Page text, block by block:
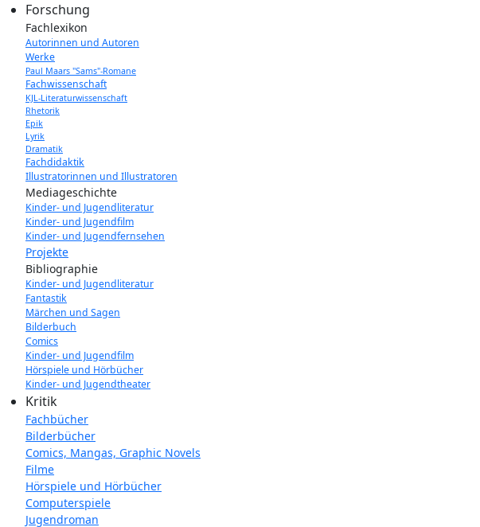
Forschung
Fachlexikon
Autorinnen und Autoren
Werke
Paul Maars "Sams"-Romane
Fachwissenschaft
KJL-Literaturwissenschaft
Rhetorik
Epik
Lyrik
Dramatik
Fachdidaktik
Illustratorinnen und Illustratoren
Mediageschichte
Kinder- und Jugendliteratur
Kinder- und Jugendfilm
Kinder- und Jugendfernsehen
Projekte
Bibliographie
Kinder- und Jugendliteratur
Fantastik
Märchen und Sagen
Bilderbuch
Comics
Kinder- und Jugendfilm
Hörspiele und Hörbücher
Kinder- und Jugendtheater
Kritik
Fachbücher
Bilderbücher
Comics, Mangas, Graphic Novels
Filme
Hörspiele und Hörbücher
Computerspiele
Jugendroman